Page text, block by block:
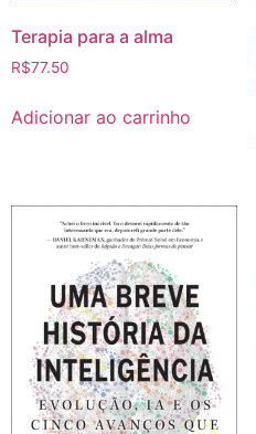
Terapia para a alma
R$77.50
Adicionar ao carrinho